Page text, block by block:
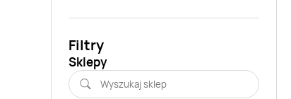
Filtry
Sklepy